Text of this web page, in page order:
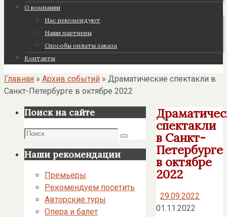
О компании
Нас рекомендуют
Наши партнеры
Cпособы оплаты заказа
Контакты
Главная » Архив событий » Драматические спектакли в
Санкт-Петербурге в октябре 2022
спектакли
в Санкт-
Петербурге
в октябре
2022
29.09.2022
01.11.2022
Поиск на сайте
Поиск
Поиск
Наши рекомендации
Премьеры
Рекомендуем посетить
Авторские туры
Опера и балет